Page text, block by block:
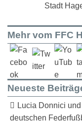
Stadt
Mehr vom FFC
Neueste
Lucia Donnici
deutschen